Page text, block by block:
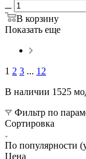
В корзину
Показать еще
1 2 3 ... 12
В наличии 1525
Фильтр по
Сортировка
По популярности
Цена